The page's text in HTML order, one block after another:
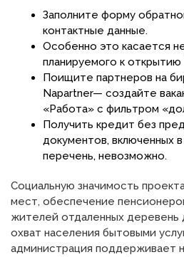
Заполните форму
контактные данные.
Особенно это касается
планируемого к открытию
Поищите партнеров на
Napartner— создайте
«Работа» с фильтром
Получить кредит без
документов, включенных
перечень, невозможно.
Социальную значимость
мест, обеспечение
жителей отдаленных деревень
охват населения бытовыми
администрация поддерживает